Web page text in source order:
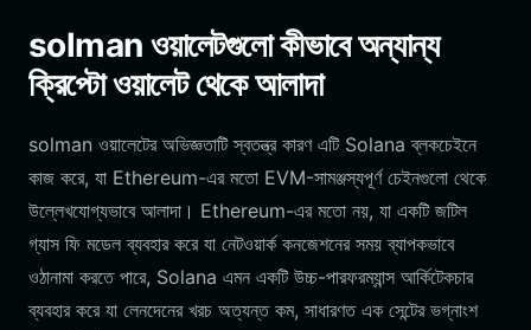
solman ওয়ালেটগুলো কীভাবে অন্যান্য
ক্রিপ্টো ওয়ালেট থেকে আলাদা
solman ওয়ালেটের অভিজ্ঞতাটি স্বতন্ত্র কারণ এটি Solana ব্লকচেইনে
কাজ করে, যা Ethereum-এর মতো EVM-সামঞ্জস্যপূর্ণ চেইনগুলো থেকে
উল্লেখযোগ্যভাবে আলাদা। Ethereum-এর মতো নয়, যা একটি জটিল
গ্যাস ফি মডেল ব্যবহার করে যা নেটওয়ার্ক কনজেশনের সময় ব্যাপকভাবে
ওঠানামা করতে পারে, Solana এমন একটি উচ্চ-পারফরম্যান্স আর্কিটেকচার
ব্যবহার করে যা লেনদেনের খরচ অত্যন্ত কম, সাধারণত এক সেন্টের ভগ্নাংশ